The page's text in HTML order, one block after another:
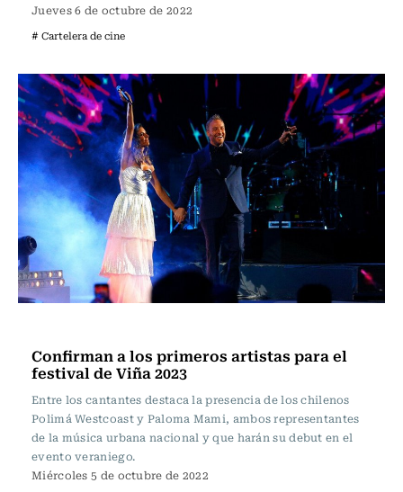
Jueves 6 de octubre de 2022
# Cartelera de cine
Confirman a los primeros artistas para el
festival de Viña 2023
Entre los cantantes destaca la presencia de los chilenos
Polimá Westcoast y Paloma Mami, ambos representantes
de la música urbana nacional y que harán su debut en el
evento veraniego.
Miércoles 5 de octubre de 2022